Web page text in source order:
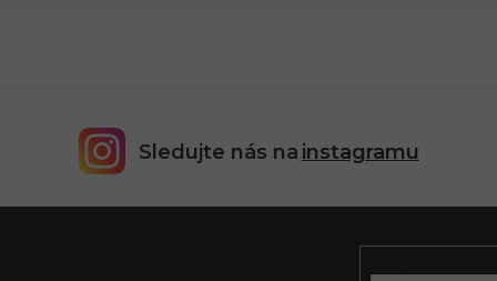
Sledujte nás na instagramu